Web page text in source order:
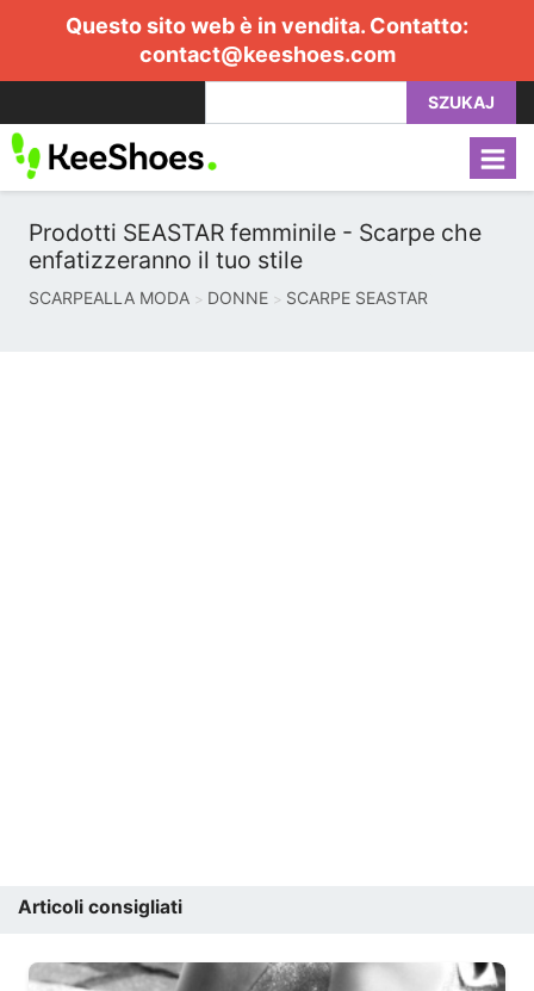
Questo sito web è in vendita. Contatto:
contact@keeshoes.com
SZUKAJ
Prodotti SEASTAR femminile - Scarpe che
enfatizzeranno il tuo stile
SCARPEALLA MODA DONNE SCARPE SEASTAR
Articoli consigliati